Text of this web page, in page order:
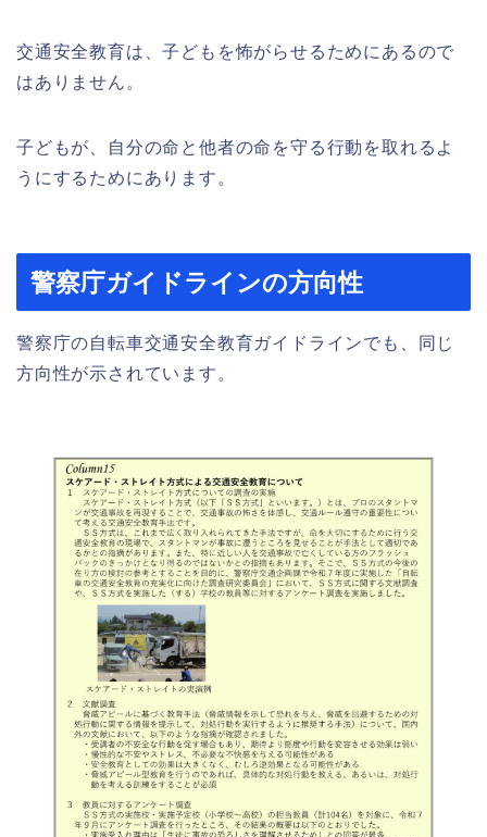
交通安全教育は、子どもを怖がらせるためにあるので
はありません。
子どもが、自分の命と他者の命を守る行動を取れるよ
うにするためにあります。
警察庁ガイドラインの方向性
警察庁の自転車交通安全教育ガイドラインでも、同じ
方向性が示されています。